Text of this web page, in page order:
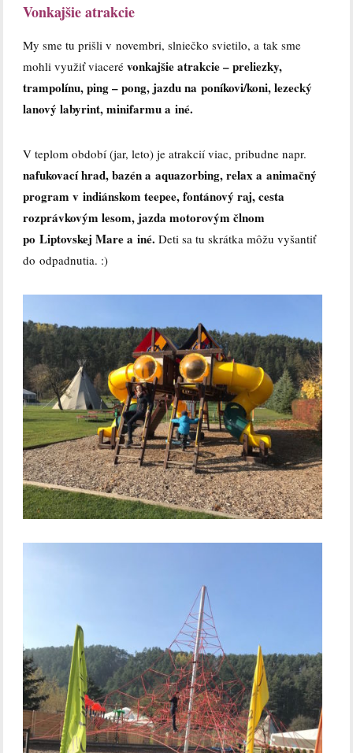
Vonkajšie atrakcie
My sme tu prišli v novembri, slniečko svietilo, a tak sme
mohli využiť viacerévonkajšie atrakcie – preliezky,
trampolínu, ping – pong, jazdu na poníkovi/koni, lezecký
lanový labyrint, minifarmu a iné.
V teplom období (jar, leto) je atrakcií viac, pribudne napr.
nafukovací hrad, bazén a aquazorbing, relax a animačný
program v indiánskom teepee, fontánový raj, cesta
rozprávkovým lesom, jazda motorovým člnom
po Liptovskej Mare a iné.Deti sa tu skrátka môžu vyšantiť
do odpadnutia. :)